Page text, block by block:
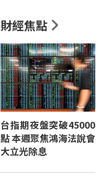
財經焦點
台指期夜盤突破45000
點 本週聚焦鴻海法說會
大立光除息